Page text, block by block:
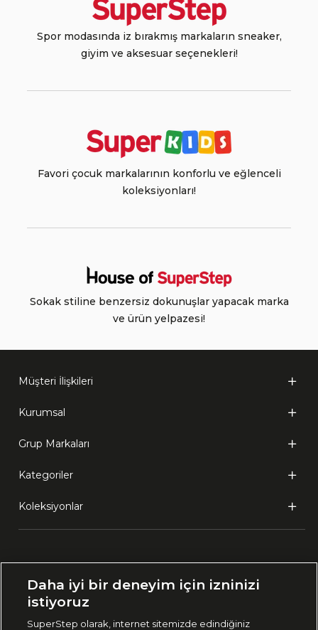
Spor modasında iz bırakmış markaların sneaker,
giyim ve aksesuar seçenekleri!
Favori çocuk markalarının konforlu ve eğlenceli
koleksiyonları!
Sokak stiline benzersiz dokunuşlar yapacak marka
ve ürün yelpazesi!
Müşteri İlişkileri
Kurumsal
Grup Markaları
Kategoriler
Koleksiyonlar
🇹🇷 Türkiye
Daha iyi bir deneyim için izninizi
istiyoruz
SuperStep olarak, internet sitemizde edindiğiniz